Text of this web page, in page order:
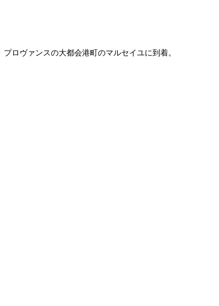
プロヴァンスの大都会港町のマルセイユに到着。